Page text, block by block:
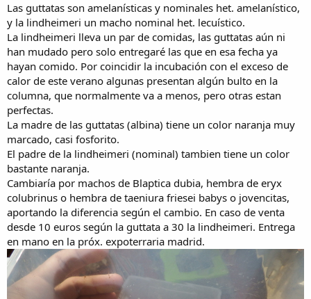
c
r
e
a
c
ó
n
Las guttatas son amelanísticas y nominales het. amelanístico,
y la lindheimeri un macho nominal het. lecuístico.
La lindheimeri lleva un par de comidas, las guttatas aún ni
han mudado pero solo entregaré las que en esa fecha ya
hayan comido. Por coincidir la incubación con el exceso de
calor de este verano algunas presentan algún bulto en la
columna, que normalmente va a menos, pero otras estan
perfectas.
La madre de las guttatas (albina) tiene un color naranja muy
marcado, casi fosforito.
El padre de la lindheimeri (nominal) tambien tiene un color
bastante naranja.
Cambiaría por machos de Blaptica dubia, hembra de eryx
colubrinus o hembra de taeniura friesei babys o jovencitas,
aportando la diferencia según el cambio. En caso de venta
desde 10 euros según la guttata a 30 la lindheimeri. Entrega
en mano en la próx. expoterraria madrid.